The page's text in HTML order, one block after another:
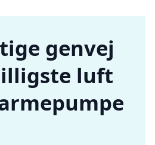
genvej
luft